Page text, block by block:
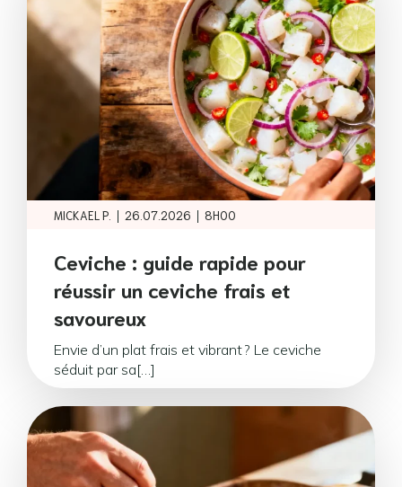
MICKAEL P. | 26.07.2026 | 8H00
Ceviche : guide rapide pour
réussir un ceviche frais et
savoureux
Envie d’un plat frais et vibrant ? Le ceviche
séduit par sa[…]